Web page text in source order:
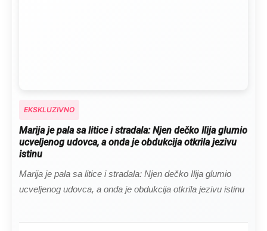
EKSKLUZIVNO
Marija je pala sa litice i stradala: Njen dečko Ilija glumio
ucveljenog udovca, a onda je obdukcija otkrila jezivu
istinu
Marija je pala sa litice i stradala: Njen dečko Ilija glumio
ucveljenog udovca, a onda je obdukcija otkrila jezivu istinu